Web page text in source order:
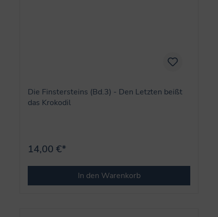
Die Finstersteins (Bd.3) - Den Letzten beißt
das Krokodil
14,00 €*
In den Warenkorb